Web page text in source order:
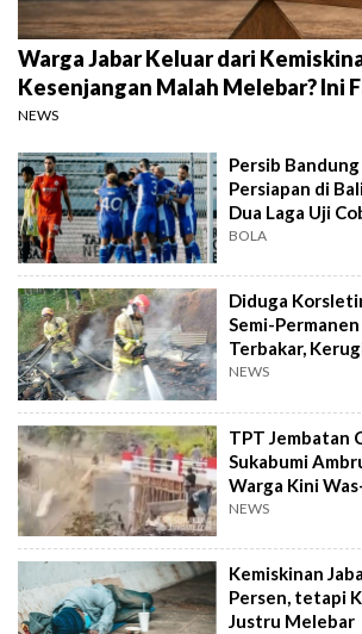
Warga Jabar Keluar dari
Kesenjangan Malah Melebar? Ini
NEWS
Persib
Persiapan di
Dua Laga Uji
Ukur
BOLA
Diduga
Semi-
Terbakar,
Juta
NEWS
TPT Jembatan
Sukabumi
Warga Kini
NEWS
Kemiskinan
Persen, tetapi
Justru Melebar